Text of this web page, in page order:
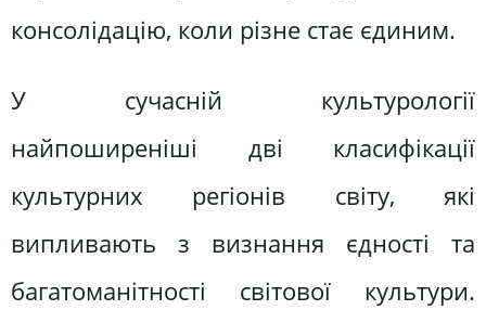
консолідацію, коли різне стає єдиним.
У сучасній культурології
найпоширеніші дві класифікації
культурних регіонів світу, які
випливають з визнання єдності та
багатоманітності світової культури.